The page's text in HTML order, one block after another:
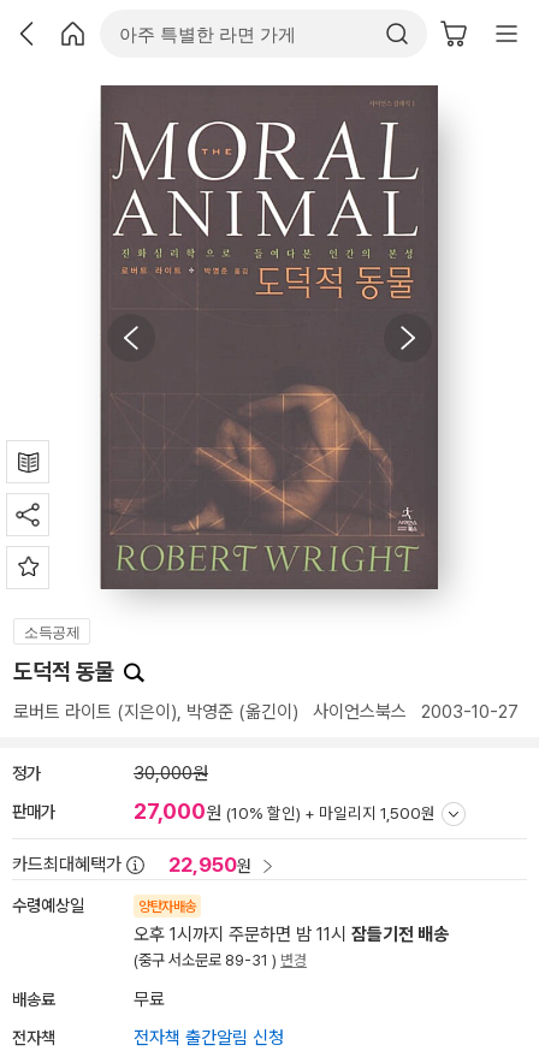
소득공제
도덕적 동물
로버트 라이트 (지은이), 박영준 (옮긴이) 사이언스북스 2003-10-27
정가 30,000원
판매가 27,000원 (10% 할인) + 마일리지 1,500원
카드최대혜택가 22,950원
수령예상일 양탄자배송
오후 1시까지 주문하면 밤 11시 잠들기전 배송
(중구 서소문로 89-31 ) 변경
배송료 무료
전자책 전자책 출간알림 신청